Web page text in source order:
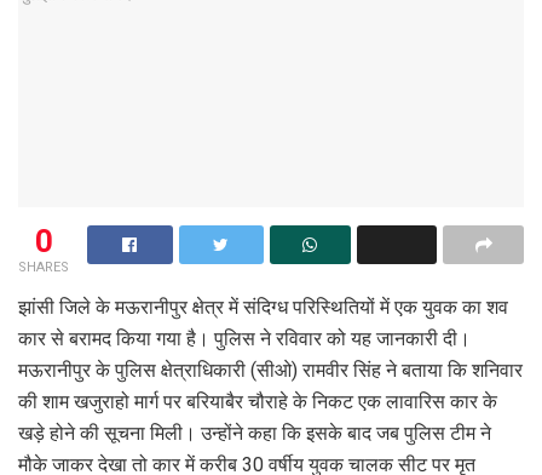
0
SHARES
झांसी जिले के मऊरानीपुर क्षेत्र में संदिग्ध परिस्थितियों में एक युवक का शव
कार से बरामद किया गया है। पुलिस ने रविवार को यह जानकारी दी।
मऊरानीपुर के पुलिस क्षेत्राधिकारी (सीओ) रामवीर सिंह ने बताया कि शनिवार
की शाम खजुराहो मार्ग पर बरियाबैर चौराहे के निकट एक लावारिस कार के
खड़े होने की सूचना मिली। उन्होंने कहा कि इसके बाद जब पुलिस टीम ने
मौके जाकर देखा तो कार में करीब 30 वर्षीय युवक चालक सीट पर मृत